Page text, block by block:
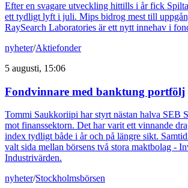
Efter en svagare utveckling hittills i år fick
ett tydligt lyft i juli. Mips bidrog mest till
RaySearch Laboratories är ett nytt innehav i
nyheter/Aktiefonder
5 augusti, 15:06
Fondvinnare med banktung portfölj
Tommi Saukkoriipi har styrt nästan halva SEB
mot finanssektorn. Det har varit ett vinnande
index tydligt både i år och på längre sikt.
valt sida mellan börsens två stora maktbolag -
Industrivärden.
nyheter/Stockholmsbörsen